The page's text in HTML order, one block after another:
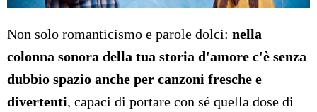
Non solo romanticismo e parole dolci: nella
colonna sonora della tua storia d'amore c'è senza
dubbio spazio anche per canzoni fresche e
divertenti, capaci di portare con sé quella dose di